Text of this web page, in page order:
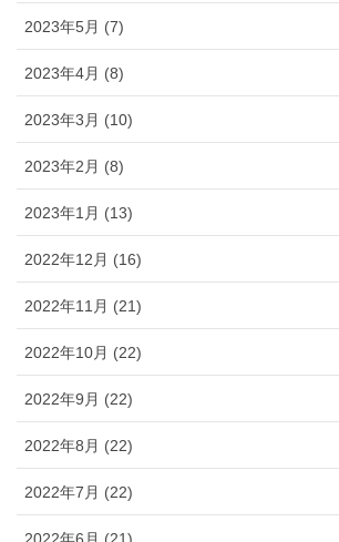
2023年5月 (7)
2023年4月 (8)
2023年3月 (10)
2023年2月 (8)
2023年1月 (13)
2022年12月 (16)
2022年11月 (21)
2022年10月 (22)
2022年9月 (22)
2022年8月 (22)
2022年7月 (22)
2022年6月 (21)